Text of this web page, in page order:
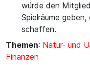
würde den
Spielräume
schaffen.
Themen: Natur- und
Finanzen